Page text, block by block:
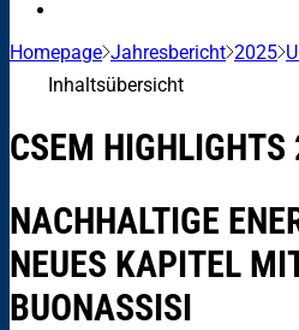
Homepage Jahresbericht 2025
Inhaltsübersicht
CSEM HIGHLIGHTS
NACHHALTIGE
NEUES KAPITEL
BUONASSISI